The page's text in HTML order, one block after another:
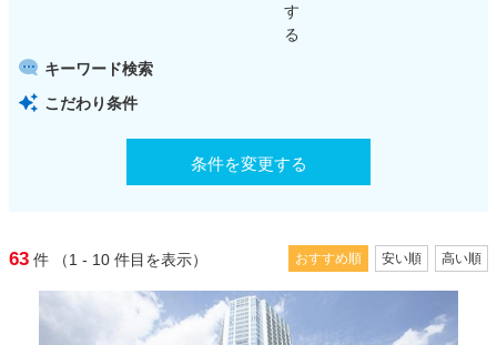
す
る
キーワード検索
こだわり条件
条件を変更する
63 件 （1 - 10 件目を表示） おすすめ順 安い順 高い順